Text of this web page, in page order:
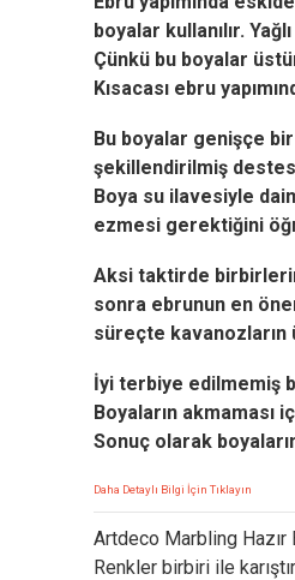
boyalar kullanılır.
Çünkü bu boyalar
Kısacası ebru
Bu boyalar genişçe
şekillendirilmiş
Boya su ilavesiyle
ezmesi gerektiğini
Aksi taktirde
sonra ebrunun en
süreçte kavanozların
İyi terbiye edilmemiş
Boyaların akmaması
Sonuç olarak
Daha Detaylı Bilgi İçin Tıklayın
Artdeco Marbling Hazır
Renkler birbiri ile